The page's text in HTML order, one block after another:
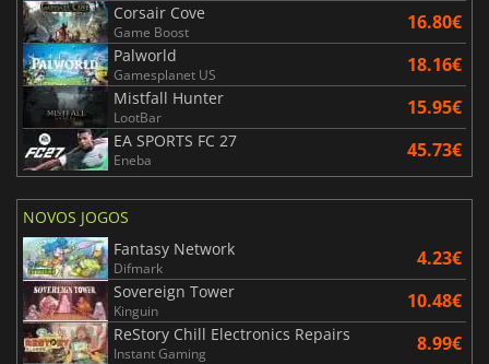
Corsair Cove
Game Boost 16.80€
Palworld
Gamesplanet US 18.16€
Mistfall Hunter
LootBar 15.95€
EA SPORTS FC 27
Eneba 45.73€
NOVOS JOGOS
Fantasy Network
Difmark 4.23€
Sovereign Tower
Kinguin 10.48€
ReStory Chill Electronics Repairs
Instant Gaming 8.99€